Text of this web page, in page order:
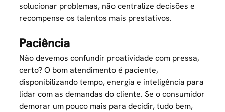
solucionar problemas, não centralize decisões e
recompense os talentos mais prestativos.
Paciência
Não devemos confundir proatividade com pressa,
certo? O bom atendimento é paciente,
disponibilizando tempo, energia e inteligência para
lidar com as demandas do cliente. Se o consumidor
demorar um pouco mais para decidir, tudo bem,